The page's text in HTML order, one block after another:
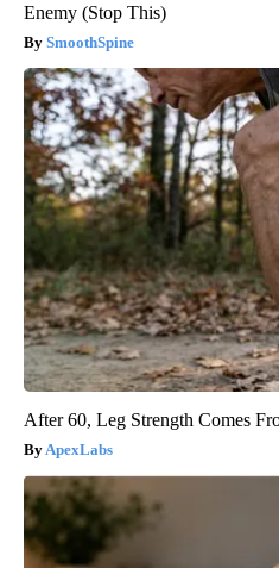
Enemy (Stop This)
SmoothSpine
After 60, Leg Strength Comes
ApexLabs